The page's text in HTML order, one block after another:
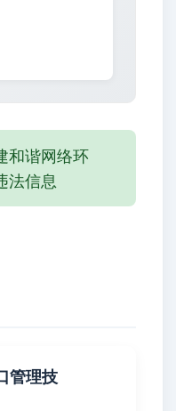
和谐网络环
法信息
管理技